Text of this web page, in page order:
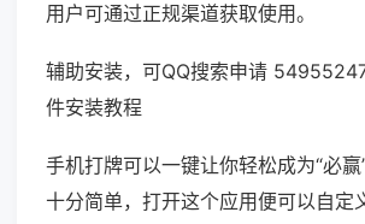
用户可通过正规渠道获取使用。
辅助安装，可QQ搜索申请
件安装教程
手机打牌可以一键让你轻松成为“必
十分简单，打开这个应用便可以自定